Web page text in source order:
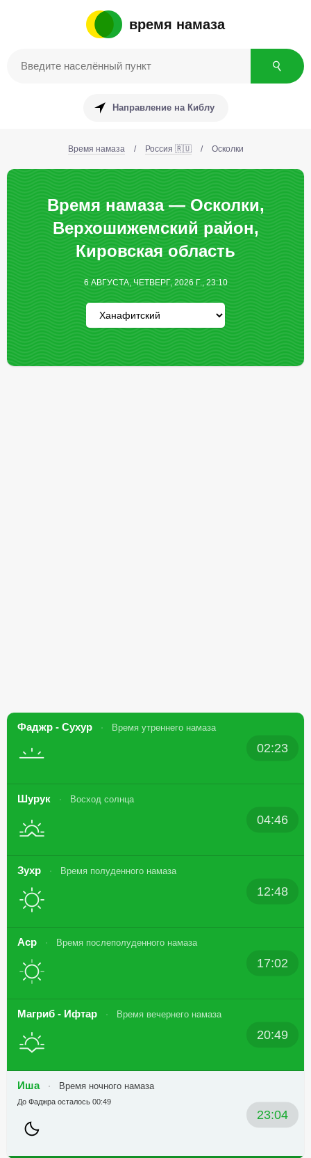
время намаза
Направление на Киблу
Время намаза / Россия 🇷🇺 / Осколки
Время намаза — Осколки,
Верхошижемский район,
Кировская область
6 АВГУСТА, ЧЕТВЕРГ, 2026 Г., 23:10
Фаджр - Сухур Время утреннего намаза
02:23
Шурук Восход солнца
04:46
Зухр Время полуденного намаза
12:48
Аср Время послеполуденного намаза
17:02
Магриб - Ифтар Время вечернего намаза
20:49
Иша Время ночного намаза
23:04
До Фаджра осталось 00:49